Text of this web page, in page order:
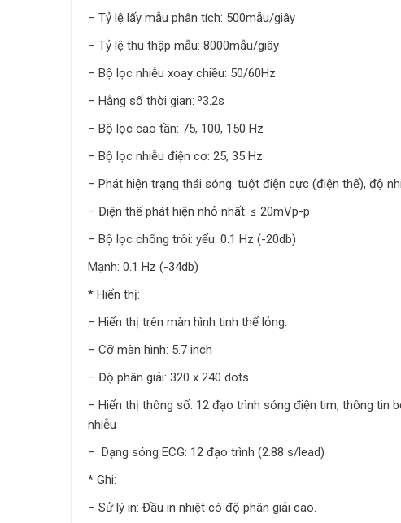
– Tỷ lệ lấy mẫu phân tích: 500mẫu/giây
– Tỷ lệ thu thập mẫu: 8000mẫu/giây
– Bộ lọc nhiễu xoay chiều: 50/60Hz
– Hằng số thời gian: ³3.2s
– Bộ lọc cao tần: 75, 100, 150 Hz
– Bộ lọc nhiễu điện cơ: 25, 35 Hz
– Phát hiện trạng thái sóng: tuột điện cực (điện thế), độ
– Điện thế phát hiện nhỏ nhất: ≤ 20mVp-p
– Bộ lọc chống trôi: yếu: 0.1 Hz (-20db)
Mạnh: 0.1 Hz (-34db)
* Hiển thị:
– Hiển thị trên màn hình tinh thể lỏng.
– Cỡ màn hình: 5.7 inch
– Độ phân giải: 320 x 240 dots
– Hiển thị thông số: 12 đạo trình sóng điện tim, thông tin
nhiễu
– Dạng sóng ECG: 12 đạo trình (2.88 s/lead)
* Ghi:
– Sử lý in: Đầu in nhiệt có độ phân giải cao.